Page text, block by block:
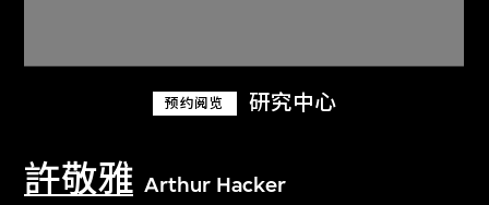
预约阅览 研究中心
許敬雅 Arthur Hacker
关于M+藏品
探索世界顶级的二十及二十一世纪视觉
文化藏品。